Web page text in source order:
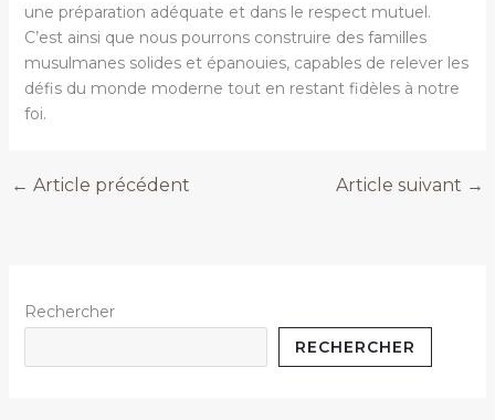
une préparation adéquate et dans le respect mutuel.
C’est ainsi que nous pourrons construire des familles
musulmanes solides et épanouies, capables de relever les
défis du monde moderne tout en restant fidèles à notre
foi.
← Article précédent Article suivant →
Rechercher
RECHERCHER